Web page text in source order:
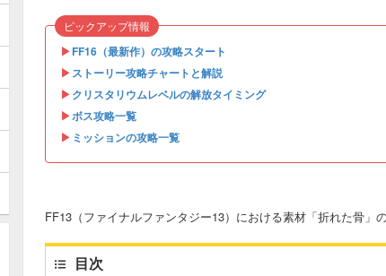
▶︎FF16（最新作）の攻略スタート
▶ストーリー攻略チャートと解説
▶クリスタリウムレベルの解放タイミング
▶ボス攻略一覧
▶ ミッションの攻略一覧
ピックアップ情報
FF13（ファイナルファンタジー13）における素材「折れた骨」
目次